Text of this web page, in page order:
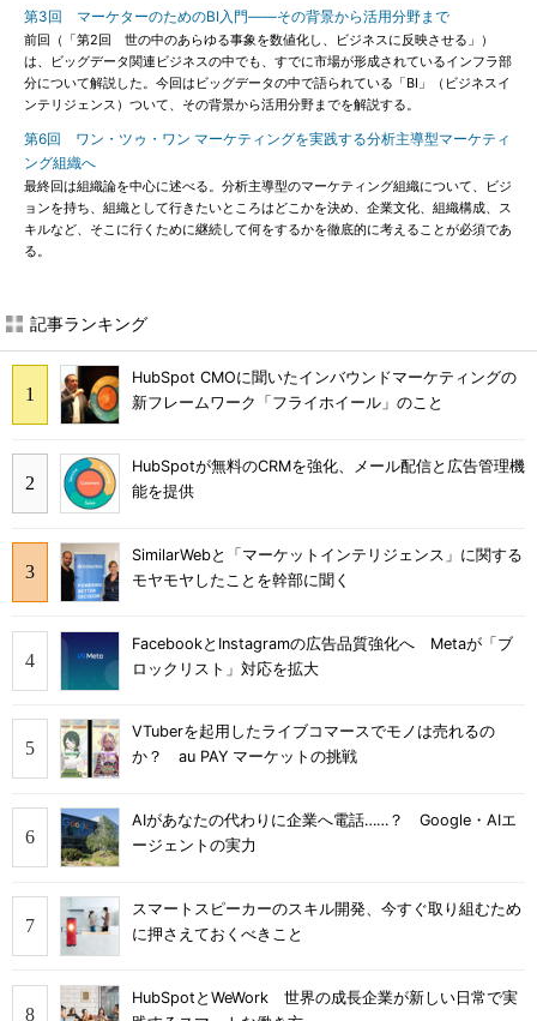
第3回 マーケターのためのBI入門――その背景から活用分野まで
前回（「第2回 世の中のあらゆる事象を数値化し、ビジネスに反映させる」）
は、ビッグデータ関連ビジネスの中でも、すでに市場が形成されているインフラ部
分について解説した。今回はビッグデータの中で語られている「BI」（ビジネスイ
ンテリジェンス）ついて、その背景から活用分野までを解説する。
第6回 ワン・ツゥ・ワン マーケティングを実践する分析主導型マーケティ
ング組織へ
最終回は組織論を中心に述べる。分析主導型のマーケティング組織について、ビジ
ョンを持ち、組織として行きたいところはどこかを決め、企業文化、組織構成、ス
キルなど、そこに行くために継続して何をするかを徹底的に考えることが必須であ
る。
記事ランキング
HubSpot CMOに聞いたインバウンドマーケティングの
新フレームワーク「フライホイール」のこと
HubSpotが無料のCRMを強化、メール配信と広告管理機
能を提供
SimilarWebと「マーケットインテリジェンス」に関する
モヤモヤしたことを幹部に聞く
FacebookとInstagramの広告品質強化へ Metaが「ブ
ロックリスト」対応を拡大
VTuberを起用したライブコマースでモノは売れるの
か？ au PAY マーケットの挑戦
AIがあなたの代わりに企業へ電話……？ Google・AIエ
ージェントの実力
スマートスピーカーのスキル開発、今すぐ取り組むため
に押さえておくべきこと
HubSpotとWeWork 世界の成長企業が新しい日常で実